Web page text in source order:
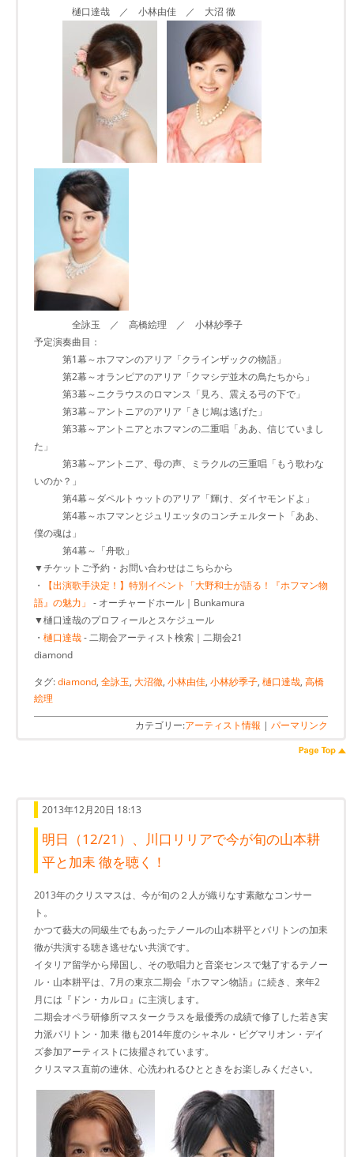
樋口達哉 ／ 小林由佳 ／ 大沼 徹
全詠玉 ／ 高橋絵理 ／ 小林紗季子
予定演奏曲目：
第1幕～ホフマンのアリア「クラインザックの物語」
第2幕～オランピアのアリア「クマシデ並木の鳥たちから」
第3幕～ニクラウスのロマンス「見ろ、震える弓の下で」
第3幕～アントニアのアリア「きじ鳩は逃げた」
第3幕～アントニアとホフマンの二重唱「ああ、信じていまし
た」
第3幕～アントニア、母の声、ミラクルの三重唱「もう歌わな
いのか？」
第4幕～ダペルトゥットのアリア「輝け、ダイヤモンドよ」
第4幕～ホフマンとジュリエッタのコンチェルタート「ああ、
僕の魂は」
第4幕～「舟歌」
▼チケットご予約・お問い合わせはこちらから
・
【出演歌手決定！】特別イベント「大野和士が語る！『ホフマン物
語』の魅力」 - オーチャードホール｜Bunkamura
▼樋口達哉のプロフィールとスケジュール
・ 樋口達哉- 二期会アーティスト検索｜二期会21
diamond
タグ:diamond, 全詠玉, 大沼徹, 小林由佳, 小林紗季子, 樋口達哉, 高橋
絵理
カテゴリー:アーティスト情報 | パーマリンク
2013年12月20日 18:13
明日（12/21）、川口リリアで今が旬の山本耕
平と加耒 徹を聴く！
2013年のクリスマスは、今が旬の２人が織りなす素敵なコンサー
ト。
かつて藝大の同級生でもあったテノールの山本耕平とバリトンの加耒
徹が共演する聴き逃せない共演です。
イタリア留学から帰国し、その歌唱力と音楽センスで魅了するテノー
ル・山本耕平は、7月の東京二期会『ホフマン物語』に続き、来年2
月には『ドン・カルロ』に主演します。
二期会オペラ研修所マスタークラスを最優秀の成績で修了した若き実
力派バリトン・加耒 徹も2014年度のシャネル・ピグマリオン・デイ
ズ参加アーティストに抜擢されています。
クリスマス直前の連休、心洗われるひとときをお楽しみください。